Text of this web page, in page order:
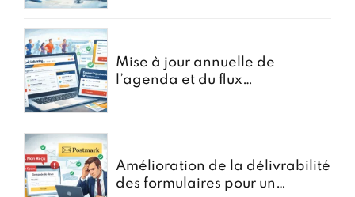
Mise à jour annuelle de
l’agenda et du flux
Amélioration de la délivrabilité
des formulaires pour un